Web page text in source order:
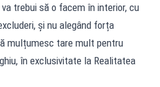
trebui să o facem în interior, cu
și nu alegând forța
mulțumesc tare mult pentru
în exclusivitate la Realitatea